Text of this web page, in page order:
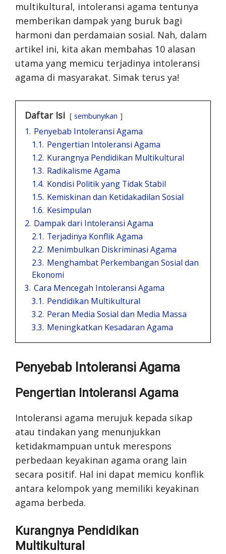
multikultural, intoleransi agama tentunya
memberikan dampak yang buruk bagi
harmoni dan perdamaian sosial. Nah, dalam
artikel ini, kita akan membahas 10 alasan
utama yang memicu terjadinya intoleransi
agama di masyarakat. Simak terus ya!
Daftar Isi sembunyikan
1. Penyebab Intoleransi Agama
1.1. Pengertian Intoleransi Agama
1.2. Kurangnya Pendidikan Multikultural
1.3. Radikalisme Agama
1.4. Kondisi Politik yang Tidak Stabil
1.5. Kemiskinan dan Ketidakadilan Sosial
1.6. Kesimpulan
2. Dampak dari Intoleransi Agama
2.1. Terjadinya Konflik Agama
2.2. Menimbulkan Diskriminasi Agama
2.3. Menghambat Perkembangan Sosial dan
Ekonomi
3. Cara Mencegah Intoleransi Agama
3.1. Pendidikan Multikultural
3.2. Peran Media Sosial dan Media Massa
3.3. Meningkatkan Kesadaran Agama
Penyebab Intoleransi Agama
Pengertian Intoleransi Agama
Intoleransi agama merujuk kepada sikap
atau tindakan yang menunjukkan
ketidakmampuan untuk merespons
perbedaan keyakinan agama orang lain
secara positif. Hal ini dapat memicu konflik
antara kelompok yang memiliki keyakinan
agama berbeda.
Kurangnya Pendidikan
Multikultural